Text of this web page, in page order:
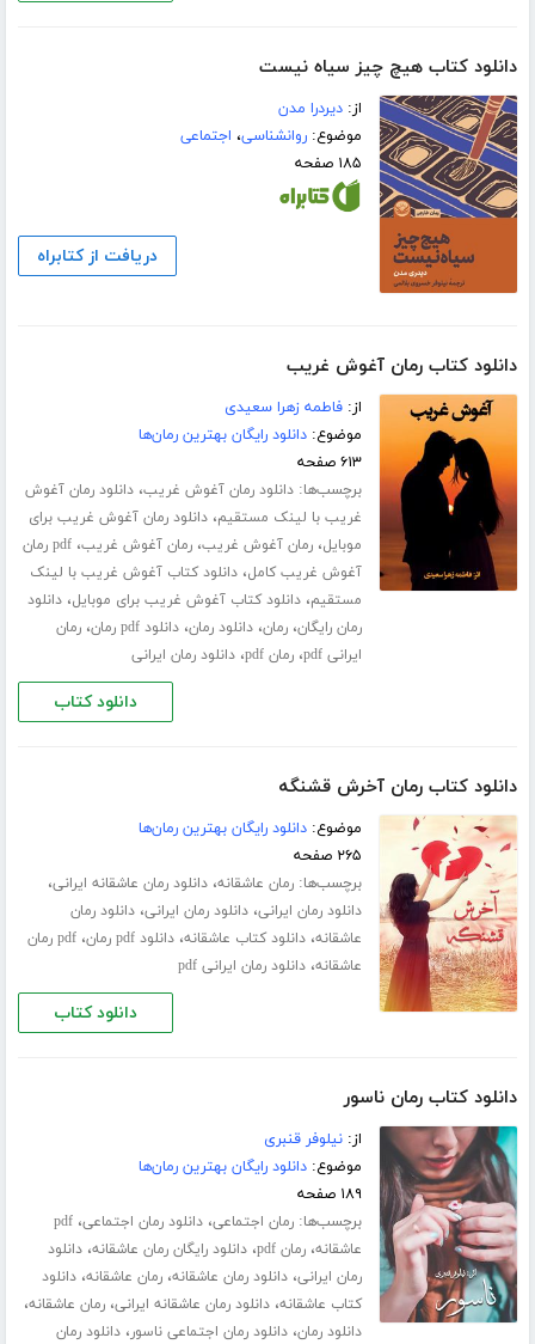
دانلود کتاب هیچ چیز سیاه نیست
از:دیردرا مدن
موضوع:روانشناسی، اجتماعی
۱۸۵ صفحه
دریافت از کتابراه
دانلود کتاب رمان آغوش غریب
از:فاطمه زهرا سعیدی
موضوع:دانلود رایگان بهترین رمان‌ها
۶۱۳ صفحه
برچسب‌ها:دانلود رمان آغوش غریب،دانلود رمان آغوش
غریب با لینک مستقیم،دانلود رمان آغوش غریب برای
موبایل،رمان آغوش غریب،رمان آغوش غریب،
pdf رمان
آغوش غریب کامل،دانلود کتاب آغوش غریب با لینک
مستقیم،دانلود کتاب آغوش غریب برای موبایل،دانلود
رمان رایگان،رمان،دانلود رمان،دانلود pdf رمان ،رمان
ایرانی pdf
،رمان pdf ،دانلود رمان ایرانی
دانلود کتاب
دانلود کتاب رمان آخرش قشنگه
موضوع:دانلود رایگان بهترین رمان‌ها
۲۶۵ صفحه
برچسب‌ها:رمان عاشقانه،دانلود رمان عاشقانه ایرانی،
دانلود رمان ایرانی،دانلود رمان ایرانی،دانلود رمان
عاشقانه،دانلود کتاب عاشقانه،دانلود pdf رمان ،
pdf رمان
عاشقانه،دانلود رمان ایرانی pdf
دانلود کتاب
دانلود کتاب رمان ناسور
از:نیلوفر قنبری
موضوع:دانلود رایگان بهترین رمان‌ها
۱۸۹ صفحه
برچسب‌ها:رمان اجتماعی،دانلود رمان اجتماعی،pdf
عاشقانه،رمان pdf ،دانلود رایگان رمان عاشقانه،دانلود
رمان ایرانی،دانلود رمان عاشقانه،رمان عاشقانه،دانلود
کتاب عاشقانه،دانلود رمان عاشقانه ایرانی،رمان عاشقانه،
دانلود رمان،دانلود رمان اجتماعی ناسور،دانلود رمان